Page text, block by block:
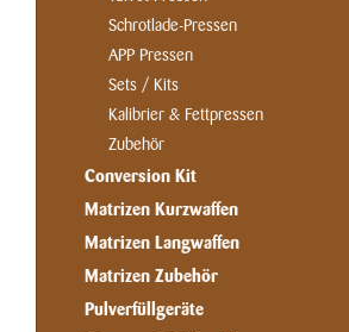
Schrotlade-Pressen
APP Pressen
Sets / Kits
Kalibrier & Fettpressen
Zubehör
Conversion Kit
Matrizen Kurzwaffen
Matrizen Langwaffen
Matrizen Zubehör
Pulverfüllgeräte